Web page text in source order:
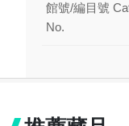
館號/編目號
No.